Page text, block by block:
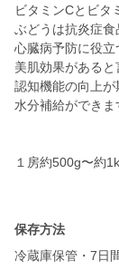
ビタミンCとビタ
ぶどうは抗炎症食
心臓病予防に役
美肌効果がある
認知機能の向上が
水分補給ができま
１房約500g〜約
保存方法
冷蔵庫保管・7日